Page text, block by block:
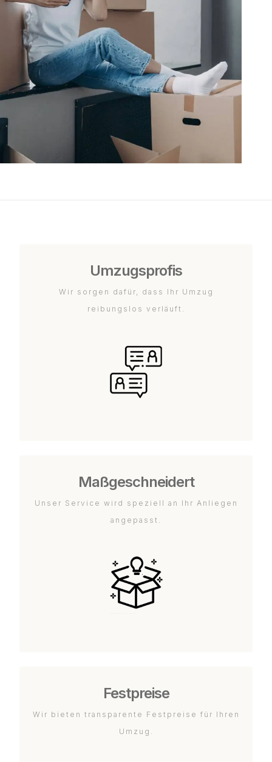
Umzugsprofis
Wir sorgen dafür, dass Ihr Umzug
reibungslos verläuft.
Maßgeschneidert
Unser Service wird speziell an Ihr Anliegen
angepasst.
Festpreise
Wir bieten transparente Festpreise für Ihren
Umzug.